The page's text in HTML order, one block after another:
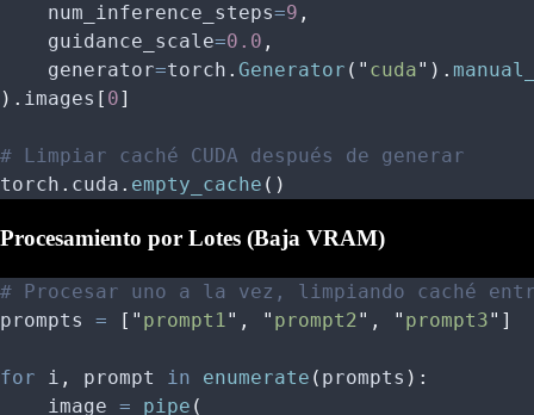
    num_inference_steps
=9 ,
    guidance_scale
=0.0 ,
    generator
=torch . Generator ( " cuda" ).
). images [ 0]
# Limpiar caché CUDA después de generar
torch . cuda . empty_cache ()
Procesamiento por Lotes (Baja VRAM)
# Procesar uno a la vez, limpiando caché
prompts = [ " prompt1" , " prompt2" , " prompt3" ]
for i , prompt in enumerate ( prompts ):
    image
= pipe (